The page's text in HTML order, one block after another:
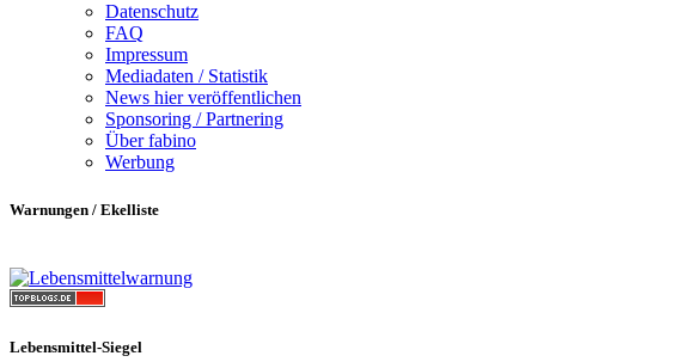
Datenschutz
FAQ
Impressum
Mediadaten / Statistik
News hier veröffentlichen
Sponsoring / Partnering
Über fabino
Werbung
Warnungen / Ekelliste
Lebensmittel-Siegel